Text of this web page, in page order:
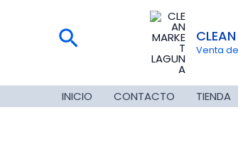
Buscar Venta
INICIO CONTACTO TIENDA